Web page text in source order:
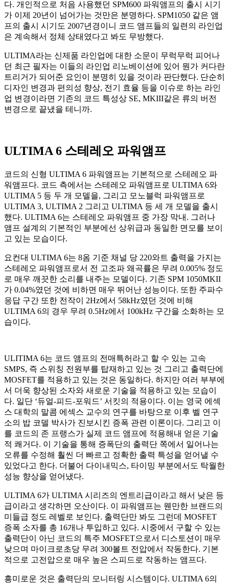
다. 개인적으로 처음 사용했던 SPM600 파워앰프의 출시 시기
가 이제 20년이 넘어가는 것만은 분명하다. SPM1050 같은 앰
프의 출시 시기도 2007년경이니 코드 앰프들의 일련의 라인업
은 계속해서 정체 상태였다고 봐도 무방했다.
ULTIMA라는 신제품 라인업에 대한 소문이 무럭무럭 피어나
던 최근 필자는 이들의 라인업 리노베이션에 있어 뭔가 커다란
트리거가 되어준 요인이 분명히 있을 것이라 판단했다. 단순히
디자인 변경과 편의성 향상, 전기 효율 등을 이슈로 하는 라인
업 변경이라면 기존의 코드 특성상 SE, MKIII같은 류의 버전
변경으로 끝냈을 테니까.
ULTIMA 6 스테레오 파워앰프
코드의 신형 ULTIMA 6 파워앰프는 기본적으로 스테레오 파
워앰프다. 코드 측에서는 스테레오 파워앰프로 ULTIMA 6와
ULTIMA 5 등 두 개 모델을, 그리고 모노블럭 파워앰프로
ULTIMA 3, ULTIMA 2 그리고 ULTIMA 등 세 개 모델을 출시
했다. ULTIMA 6는 스테레오 파워앰프 중 가장 막내. 그러나
앰프 설계의 기본적인 부분에선 상위급과 동일한 면모를 보이
고 있는 모습이다.
요컨대 ULTIMA 6는 8옴 기준 채널 당 220와트 출력을 가지는
스테레오 파워앰프로서 전 고조파 왜곡률은 무려 0.005% 정도
로 매우 깨끗한 소리를 내주는 모델이다. 기존 SPM 1050MKII
가 0.04%였던 것에 비하면 매우 뛰어난 성능이다. 또한 주파수
응답 구간 또한 전작이 2Hz에서 58kHz였던 것에 비해
ULTIMA 6의 경우 무려 0.5Hz에서 100kHz 구간을 소화하는 모
습이다.
ULITIMA 6는 코드 앰프의 전매특허라고 할 수 있는 고속
SMPS, 즉 스위칭 전원부를 탑재하고 있는 것 그리고 출력단에
MOSFET를 적용하고 있는 것은 동일하다. 하지만 여러 부부에
서 더욱 향상된 소자와 새로운 기술을 적용하고 있는 모습이
다. 일단 ‘듀얼-피드-포워드’ 서킷의 적용이다. 이는 영국 에섹
스 대학의 말콤 에섹스 교수의 연구를 바탕으로 이후 벨 연구
소의 밥 코델 박사가 진보시킨 증폭 관련 이론이다. 그리고 이
를 코드의 존 프랭스가 실제 코드 앰프에 적용해내 얻은 기술
적 쾌거다. 이 기술을 통해 증폭단의 출력단 쪽에서 일어나는
오류를 수정해 훨씬 더 빠르고 정확한 출력 특성을 얻어낼 수
있었다고 한다. 더불어 다이내믹스, 타이밍 부분에서도 탁월한
성능 향상을 얻어냈다.
ULTIMA 6가 ULTIMA 시리즈의 엔트리급이라고 해서 낮은 등
급이라고 생각하면 오산이다. 이 파워앰프는 웬만한 브랜드의
미들급 정도 레벨로 보인다. 출력단만 봐도 그런데 MOSFET
증폭 소자를 총 16개나 투입하고 있다. 시중에서 구할 수 있는
출력단이 아닌 코드의 특주 MOSFET으로서 디스토션이 매우
낮으며 마이크로초당 무려 300볼트 전압에서 작동한다. 기본
적으로 고전압으로 매우 높은 스피드로 작동하는 앰프다.
흥미로운 것은 출력단의 모니터링 시스템이다. ULTIMA 6의